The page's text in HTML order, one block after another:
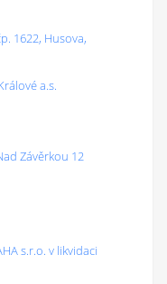
1622, Husova,
a.s.
Závěrkou 12
s.r.o. v likvidaci